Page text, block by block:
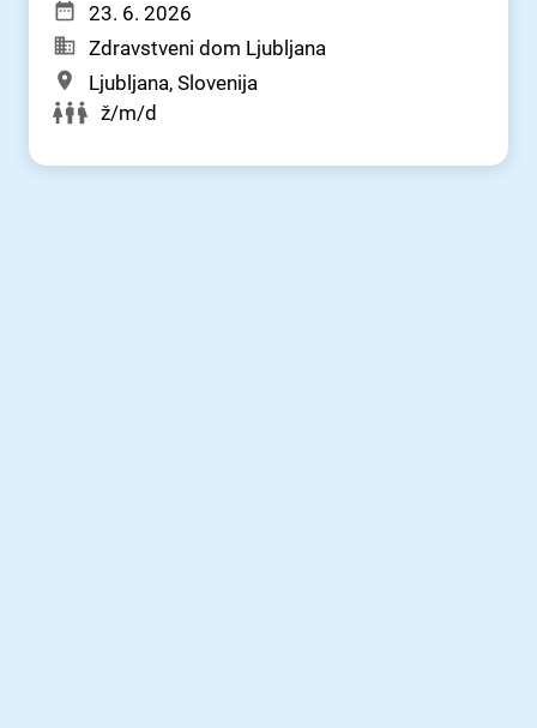
23. 6. 2026
Zdravstveni dom Ljubljana
Ljubljana, Slovenija
ž/m/d